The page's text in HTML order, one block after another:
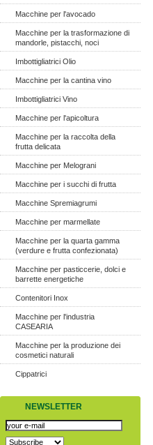
Macchine per l'avocado
Macchine per la trasformazione di
mandorle, pistacchi, noci
Imbottigliatrici Olio
Macchine per la cantina vino
Imbottigliatrici Vino
Macchine per l'apicoltura
Macchine per la raccolta della
frutta delicata
Macchine per Melograni
Macchine per i succhi di frutta
Macchine Spremiagrumi
Macchine per marmellate
Macchine per la quarta gamma
(verdure e frutta confezionata)
Macchine per pasticcerie, dolci e
barrette energetiche
Contenitori Inox
Macchine per l'industria
CASEARIA
Macchine per la produzione dei
cosmetici naturali
Cippatrici
NEWSLETTER